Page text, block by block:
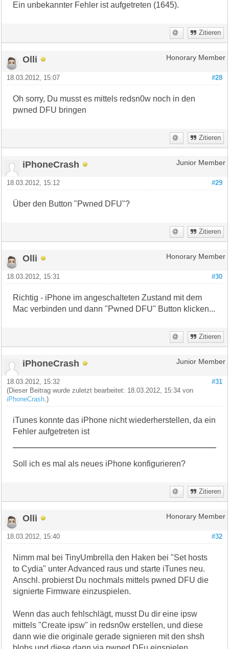
Ein unbekannter Fehler ist aufgetreten (1645).
Zitieren
Olli Honorary Member
#28
18.03.2012, 15:07
Oh sorry, Du musst es mittels redsn0w noch in den
pwned DFU bringen
Zitieren
iPhoneCrash Junior Member
#29
18.03.2012, 15:12
Über den Button "Pwned DFU"?
Zitieren
Olli Honorary Member
#30
18.03.2012, 15:31
Richtig - iPhone im angeschalteten Zustand mit dem
Mac verbinden und dann "Pwned DFU" Button klicken...
Zitieren
iPhoneCrash Junior Member
#31
18.03.2012, 15:32
(Dieser Beitrag wurde zuletzt bearbeitet: 18.03.2012, 15:34 von
iPhoneCrash .)
iTunes konnte das iPhone nicht wiederherstellen, da ein
Fehler aufgetreten ist
Soll ich es mal als neues iPhone konfigurieren?
Zitieren
Olli Honorary Member
#32
18.03.2012, 15:40
Nimm mal bei TinyUmbrella den Haken bei "Set hosts
to Cydia" unter Advanced raus und starte iTunes neu.
Anschl. probierst Du nochmals mittels pwned DFU die
signierte Firmware einzuspielen.
Wenn das auch fehlschlägt, musst Du dir eine ipsw
mittels "Create ipsw" in redsn0w erstellen, und diese
dann wie die originale gerade signieren mit den shsh